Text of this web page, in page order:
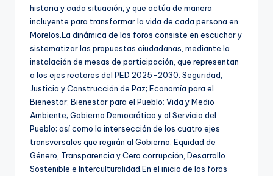
historia y cada situación, y que actúa de manera
incluyente para transformar la vida de cada persona en
Morelos.La dinámica de los foros consiste en escuchar y
sistematizar las propuestas ciudadanas, mediante la
instalación de mesas de participación, que representan
a los ejes rectores del PED 2025-2030: Seguridad,
Justicia y Construcción de Paz; Economía para el
Bienestar; Bienestar para el Pueblo; Vida y Medio
Ambiente; Gobierno Democrático y al Servicio del
Pueblo; así como la intersección de los cuatro ejes
transversales que regirán al Gobierno: Equidad de
Género, Transparencia y Cero corrupción, Desarrollo
Sostenible e Interculturalidad.En el inicio de los foros